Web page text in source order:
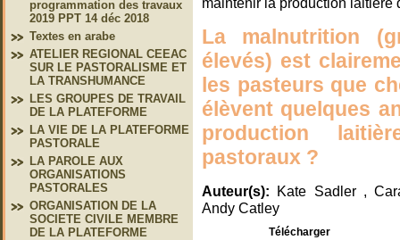
programmation des travaux
2019 PPT 14 déc 2018
Textes en arabe
ATELIER REGIONAL CEEAC
SUR LE PASTORALISME ET
LA TRANSHUMANCE
LES GROUPES DE TRAVAIL
DE LA PLATEFORME
LA VIE DE LA PLATEFORME
PASTORALE
LA PAROLE AUX
ORGANISATIONS
PASTORALES
ORGANISATION DE LA
SOCIETE CIVILE MEMBRE
DE LA PLATEFORME
La malnutrition
élevés) est
les pasteurs que
élèvent quelques
production
pastoraux ?
Auteur(s): Kate Sadler ,
Andy Catley
Télécharger